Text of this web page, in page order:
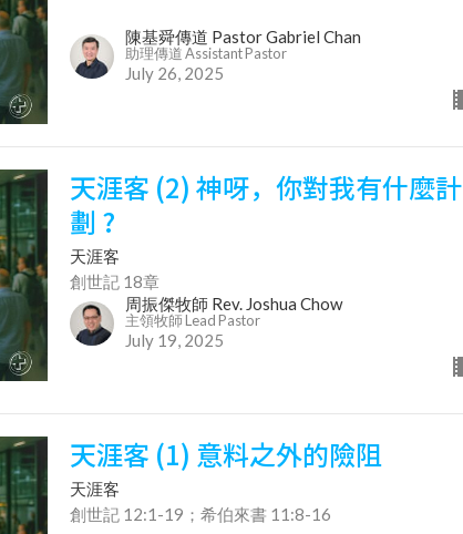
陳基舜傳道 Pastor Gabriel Chan
助理傳道 Assistant Pastor
July 26, 2025
天涯客 (2) 神呀，你對我有什麼計
劃 ?
天涯客
創世記 18章
周振傑牧師 Rev. Joshua Chow
主領牧師 Lead Pastor
July 19, 2025
天涯客 (1) 意料之外的險阻
天涯客
創世記 12:1-19；希伯來書 11:8-16